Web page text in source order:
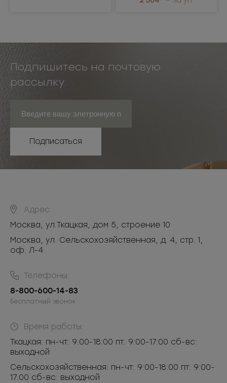
Подпишитесь на почтовую
рассылку
Подписаться
Адрес:
Москва, ул.Ткацкая, дом 5, строение 10
Москва, ул. Сельскохозяйственная, д. 4, стр. 1,
оф. Л-4
Телефоны:
8-800-600-14-83
Бесплатный звонок
Время работы:
Ткацкая: пн-чт: 9:00-18:00 пт: 9:00-17:00 сб-вс:
выходной
Сельскохозяйственная: пн-чт: 9:00-18:00 пт: 9:00-
17:00 сб-вс: выходной